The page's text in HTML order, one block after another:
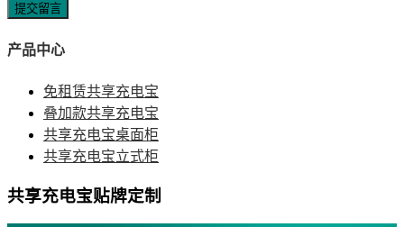
提交留言
产品中心
免租赁共享充电宝
叠加款共享充电宝
共享充电宝桌面柜
共享充电宝立式柜
共享充电宝贴牌定制